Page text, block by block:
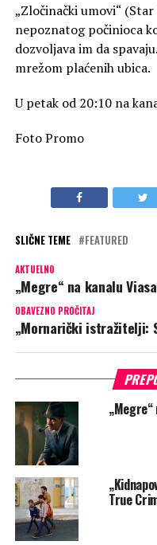
„Zločinački umovi“
nepoznatog počinioca
dozvoljava im da
mrežom plaćenih ubica.
U petak od 20:10 na
Foto Promo
SLIČNE TEME FEATURED
AKTUELNO
„Megre“ na kanalu
OBAVEZNO PROČITAJ
„Mornarički istražitelji:
True